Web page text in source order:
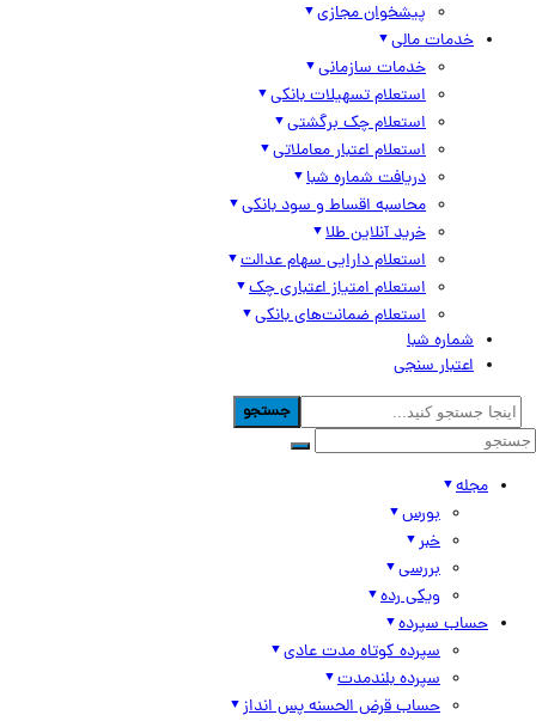
پیشخوان مجازی
خدمات مالی
خدمات سازمانی
استعلام تسهیلات بانکی
استعلام چک برگشتی
استعلام اعتبار معاملاتی
دریافت شماره شبا
محاسبه اقساط و سود بانکی
خرید آنلاین طلا
استعلام دارایی سهام عدالت
استعلام امتیاز اعتباری چک
استعلام ضمانت‌های بانکی
شماره شبا
اعتبار سنجی
جستجو
مجله
بورس
خبر
بررسی
ویکی رده
حساب سپرده
سپرده کوتاه مدت عادی
سپرده بلندمدت
حساب قرض الحسنه پس انداز